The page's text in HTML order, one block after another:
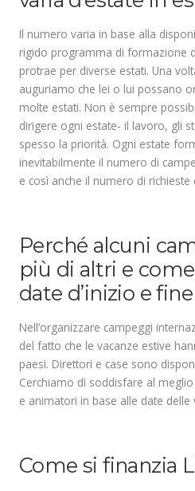
Il numero varia in base alla
rigido programma di formazione
protrae per diverse estati. Una
auguriamo che lei o lui possano
molte estati. Non è sempre
dirigere ogni estate- il lavoro, gli
spesso la priorità. Ogni estate
inevitabilmente il numero di
e così anche il numero di
Perché alcuni
più di altri e
date d’inizio e
Nell’organizzare campeggi
del fatto che le vacanze estive
paesi. Direttori e case sono
Cerchiamo di soddisfare al
e animatori in base alle date delle
Come si finanzia